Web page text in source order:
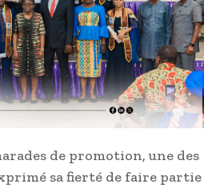
de promotion, une des
sa fierté de faire partie